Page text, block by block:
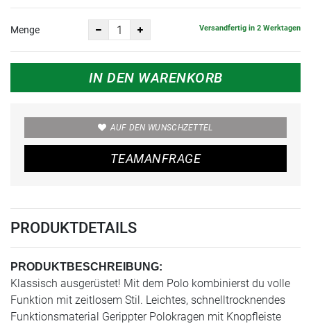
Menge Versandfertig in 2 Werktagen
IN DEN WARENKORB
AUF DEN WUNSCHZETTEL
TEAMANFRAGE
PRODUKTDETAILS
PRODUKTBESCHREIBUNG:
Klassisch ausgerüstet! Mit dem Polo kombinierst du volle
Funktion mit zeitlosem Stil. Leichtes, schnelltrocknendes
Funktionsmaterial Gerippter Polokragen mit Knopfleiste